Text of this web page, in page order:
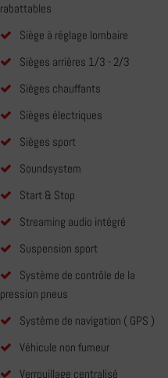
rabattables
Siège à réglage lombaire
Sièges arrières 1/3 - 2/3
Sièges chauffants
Sièges électriques
Sièges sport
Soundsystem
Start & Stop
Streaming audio intégré
Suspension sport
Système de contrôle de la
pression pneus
Système de navigation ( GPS )
Véhicule non fumeur
Verrouillage centralisé